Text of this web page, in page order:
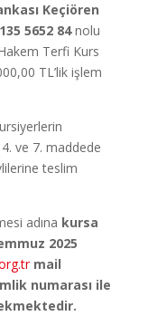
Keçiören
5652 84nolu
Terfi Kurs
TL’lik işlem
4. ve 7. maddede
teslim
adına kursa
2025
mail
numarası ile